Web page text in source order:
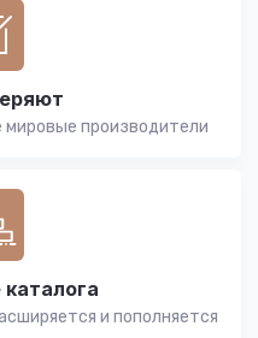
производители
и пополняется